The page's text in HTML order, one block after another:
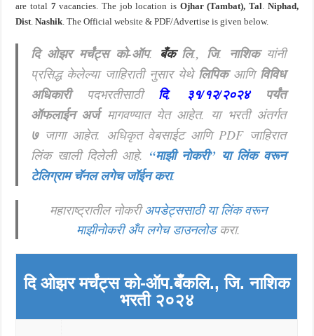
are total 7vacancies. The job location is Ojhar(Tambat), Tal. Niphad,
Dist.Nashik. The Official website & PDF/Advertise is given below.
दि ओझर मर्चंट्स को-ऑप. बँकलि., जि. नाशिकयांनी
प्रसिद्ध केलेल्या जाहिराती नुसार येथे लिपिकआणि विविध
अधिकारीपदभरतीसाठीदि. ३१/१२/२०२४
पर्यंत
ऑफलाईन अर्ज मागवण्यात येत आहेत. या भरती अंतर्गत
७ जागा आहेत. अधिकृत वेबसाईट आणि PDF जाहिरात
लिंक खाली दिलेली आहे. “माझी नोकरी” या लिंक वरून
टेलिग्राम चॅनल लगेच जॉईन करा.
महाराष्ट्रातील नोकरीअपडेट्ससाठी या लिंक वरून
माझीनोकरी अँप लगेच डाउनलोडकरा.
दि ओझर मर्चंट्स को-ऑप.बँकलि., जि. नाशिक
भरती २०२४